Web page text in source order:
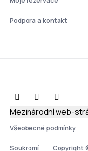
Podpora a kontakt
Všeobecné podmínky
Soukromí Copyright
Mezinárodní web-